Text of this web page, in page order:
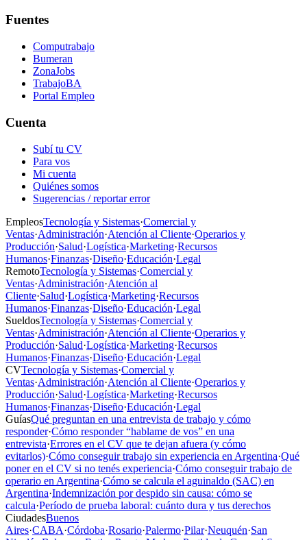
Fuentes
Computrabajo
Bumeran
ZonaJobs
TrabajoBA
Portal Empleo
Cuenta
Subí tu CV
Para vos
Mi cuenta
Quiénes somos
Sugerencias / reportar error
EmpleosTecnología y Sistemas·Comercial y
Ventas·Administración·Atención al Cliente·Operarios y
Producción·Salud·Logística·Marketing·Recursos
Humanos·Finanzas·Diseño·Educación·Legal
RemotoTecnología y Sistemas·Comercial y
Ventas·Administración·Atención al
Cliente·Salud·Logística·Marketing·Recursos
Humanos·Finanzas·Diseño·Educación·Legal
SueldosTecnología y Sistemas·Comercial y
Ventas·Administración·Atención al Cliente·Operarios y
Producción·Salud·Logística·Marketing·Recursos
Humanos·Finanzas·Diseño·Educación·Legal
CVTecnología y Sistemas·Comercial y
Ventas·Administración·Atención al Cliente·Operarios y
Producción·Salud·Logística·Marketing·Recursos
Humanos·Finanzas·Diseño·Educación·Legal
GuíasQué preguntan en una entrevista de trabajo y cómo
responder·Cómo responder “hablame de vos” en una
entrevista·Errores en el CV que te dejan afuera (y cómo
evitarlos)·Cómo conseguir trabajo sin experiencia en Argentina·Qué
poner en el CV si no tenés experiencia·Cómo conseguir trabajo de
operario en Argentina·Cómo se calcula el aguinaldo (SAC) en
Argentina·Indemnización por despido sin causa: cómo se
calcula·Período de prueba laboral: cuánto dura y tus derechos
CiudadesBuenos
Aires·CABA·Córdoba·Rosario·Palermo·Pilar·Neuquén·San